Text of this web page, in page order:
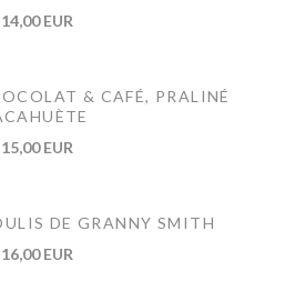
14,00 EUR
& CAFÉ, PRALINÉ
15,00 EUR
DE GRANNY SMITH
16,00 EUR